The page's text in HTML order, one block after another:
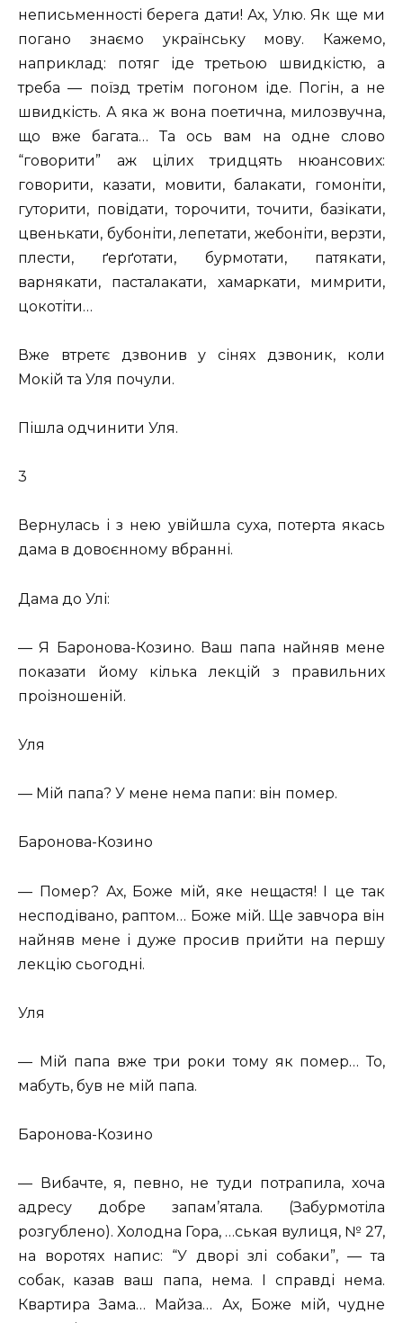
неписьменності берега дати! Ах, Улю. Як ще ми
погано знаємо українську мову. Кажемо,
наприклад: потяг іде третьою швидкістю, а
треба — поїзд третім погоном іде. Погін, а не
швидкість. А яка ж вона поетична, милозвучна,
що вже багата… Та ось вам на одне слово
“говорити” аж цілих тридцять нюансових:
говорити, казати, мовити, балакати, гомоніти,
гуторити, повідати, торочити, точити, базікати,
цвенькати, бубоніти, лепетати, жебоніти, верзти,
плести, ґерґотати, бурмотати, патякати,
варнякати, пасталакати, хамаркати, мимрити,
цокотіти…
Вже втретє дзвонив у сінях дзвоник, коли
Мокій та Уля почули.
Пішла одчинити Уля.
3
Вернулась і з нею увійшла суха, потерта якась
дама в довоєнному вбранні.
Дама до Улі:
— Я Баронова-Козино. Ваш папа найняв мене
показати йому кілька лекцій з правильних
проізношеній.
Уля
— Мій папа? У мене нема папи: він помер.
Баронова-Козино
— Помер? Ах, Боже мій, яке нещастя! І це так
несподівано, раптом… Боже мій. Ще завчора він
найняв мене і дуже просив прийти на першу
лекцію сьогодні.
Уля
— Мій папа вже три роки тому як помер… То,
мабуть, був не мій папа.
Баронова-Козино
— Вибачте, я, певно, не туди потрапила, хоча
адресу добре запам’ятала. (Забурмотіла
розгублено). Холодна Гора, …ськая вулиця, № 27,
на воротях напис: “У дворі злі собаки”, — та
собак, казав ваш папа, нема. І справді нема.
Квартира Зама… Майза… Ах, Боже мій, чудне